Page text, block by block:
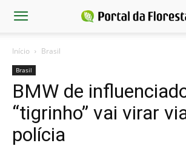
Início Brasil
Brasil
BMW de
“tigrinho” vai virar
polícia